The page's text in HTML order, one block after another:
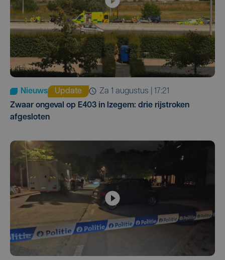
Nieuws Update
za 1 augustus | 17:21
Zwaar ongeval op E403 in Izegem: drie rijstroken
afgesloten